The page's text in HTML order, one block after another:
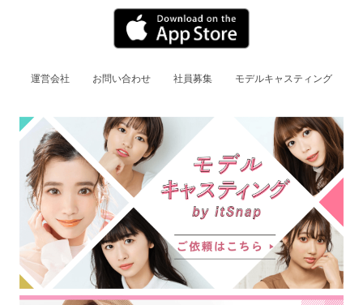
運営会社 お問い合わせ 社員募集 モデルキャスティング